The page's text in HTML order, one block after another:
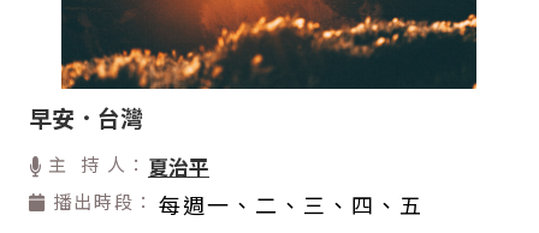
早安．台灣
主 持 人： 夏治平
播出時段： 每週一、二、三、四、五